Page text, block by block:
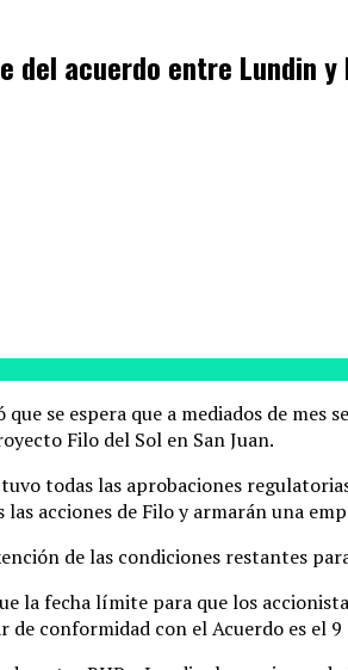
del acuerdo entre Lundin y
se espera que a mediados de
Filo del Sol en San Juan.
todas las aprobaciones
las acciones de Filo y armarán una
de las condiciones restantes
la fecha límite para que los
conformidad con el Acuerdo es el 9